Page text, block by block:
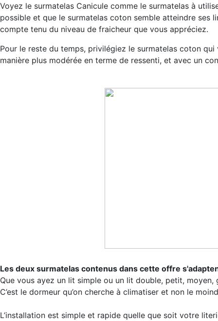
Voyez le surmatelas Canicule comme le surmatelas à
possible et que le surmatelas coton semble atteindre ses
compte tenu du niveau de fraicheur que vous appréciez.
Pour le reste du temps, privilégiez le surmatelas coton
manière plus modérée en terme de ressenti, et avec un
Les deux surmatelas contenus dans cette offre
Que vous ayez un lit simple ou un lit double, petit,
C’est le dormeur qu’on cherche à climatiser et non le
L’installation est simple et rapide quelle que soit votre